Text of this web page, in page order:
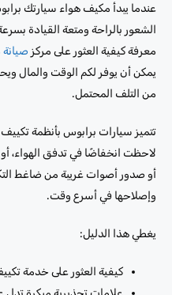
عندما يبدأ مكيف هواء سيارتك
الشعور بالراحة ومتعة القيادة
معرفة كيفية العثور على مركز
يمكن أن يوفر لكم الوقت والمال
من التلف المحتمل.
تتميز سيارات برابوس بأنظمة
لاحظت انخفاضًا في تدفق الهواء،
أو صدور أصوات غريبة من ضاغط
وإصلاحها في أسرع وقت.
يغطي هذا الدليل:
كيفية العثور على خدمة